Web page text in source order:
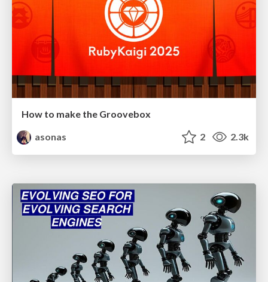
How to make the Groovebox
asonas
2 2.3k